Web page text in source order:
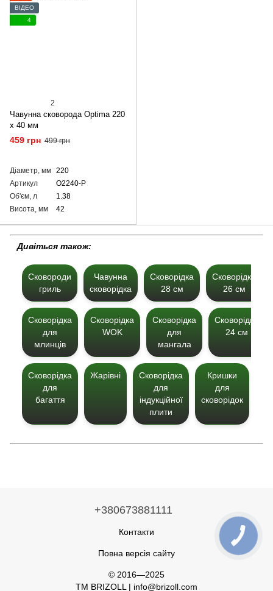
ВІДЕО
4
2
Чавунна сковорода Optimа 220
х 40 мм
459 грн 499 грн
Діаметр, мм 220
Артикул
O2240-P
Об'єм, л
1.38
Висота, мм
42
Дивіться також:
Сковороди
гриль
Чавунна
сковорідка
Сковорідка
28 см
Сковорідка
26 см
Сковорідка
для
млинців
Сковорідка
WOK
Сковорідка
для
мангала
Сковорідка
24 см
Сковорідка
для
багаття
Жарівні
Сковорідка
для
індукційної
плити
Кришки
для
сковорідок
+380673881111
Контакти
Повна версія сайту
© 2016—2025
TM BRIZOLL | info@brizoll.com